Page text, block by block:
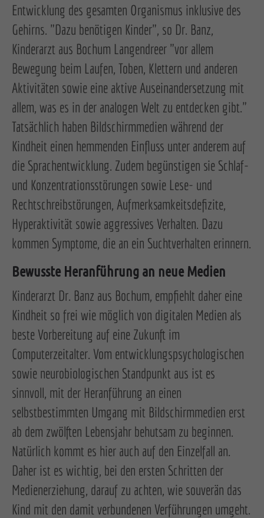
Entwicklung des gesamten Organismus inklusive des
Gehirns. "Dazu benötigen Kinder", so Dr. Banz,
Kinderarzt aus Bochum Langendreer "vor allem
Bewegung beim Laufen, Toben, Klettern und anderen
Aktivitäten sowie eine aktive Auseinandersetzung mit
allem, was es in der analogen Welt zu entdecken gibt."
Tatsächlich haben Bildschirmmedien während der
Kindheit einen hemmenden Einfluss unter anderem auf
die Sprachentwicklung. Zudem begünstigen sie Schlaf-
und Konzentrationsstörungen sowie Lese- und
Rechtschreibstörungen, Aufmerksamkeitsdefizite,
Hyperaktivität sowie aggressives Verhalten. Dazu
kommen Symptome, die an ein Suchtverhalten erinnern.
Bewusste Heranführung an neue Medien
Kinderarzt Dr. Banz aus Bochum, empfiehlt daher eine
Kindheit so frei wie möglich von digitalen Medien als
beste Vorbereitung auf eine Zukunft im
Computerzeitalter. Vom entwicklungspsychologischen
sowie neurobiologischen Standpunkt aus ist es
sinnvoll, mit der Heranführung an einen
selbstbestimmten Umgang mit Bildschirmmedien erst
ab dem zwölften Lebensjahr behutsam zu beginnen.
Natürlich kommt es hier auch auf den Einzelfall an.
Daher ist es wichtig, bei den ersten Schritten der
Medienerziehung, darauf zu achten, wie souverän das
Kind mit den damit verbundenen Verführungen umgeht.